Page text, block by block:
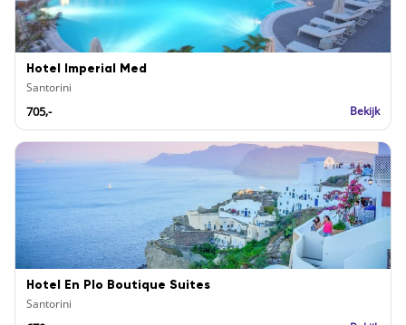
Hotel Imperial Med
Santorini
705,- Bekijk
Hotel En Plo Boutique Suites
Santorini